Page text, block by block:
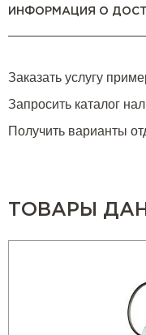
ИНФОРМАЦИЯ О
Заказать услугу
Запросить каталог
Получить варианты
ТОВАРЫ